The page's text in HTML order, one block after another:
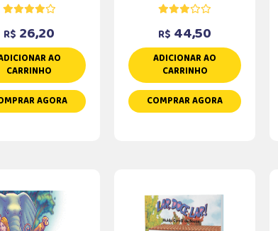
R$ 26,20
AO
CARRINHO
AGORA
R$ 44,50
ADICIONAR AO
CARRINHO
COMPRAR AGORA